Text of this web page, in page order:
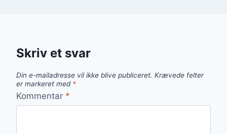
Skriv et svar
Din e-mailadresse vil ikke blive publiceret. Krævede felter
er markeret med *
Kommentar *